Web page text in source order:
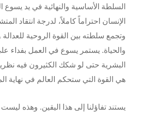
السلطة الأساسية والنهائية في يد يسوع
الإنسان احتراماً كاملاً، لدرجة انتقاد
وتجمع سلطته بين القوة الروحية للعدالة
والحياة. يستمر يسوع في العمل بفداء
البشرية حتى لو شكك الكثيرون فيه
هي القوة التي ستحكم العالم في نهاية
يستند تفاؤلنا إلى هذا اليقين. وهذه